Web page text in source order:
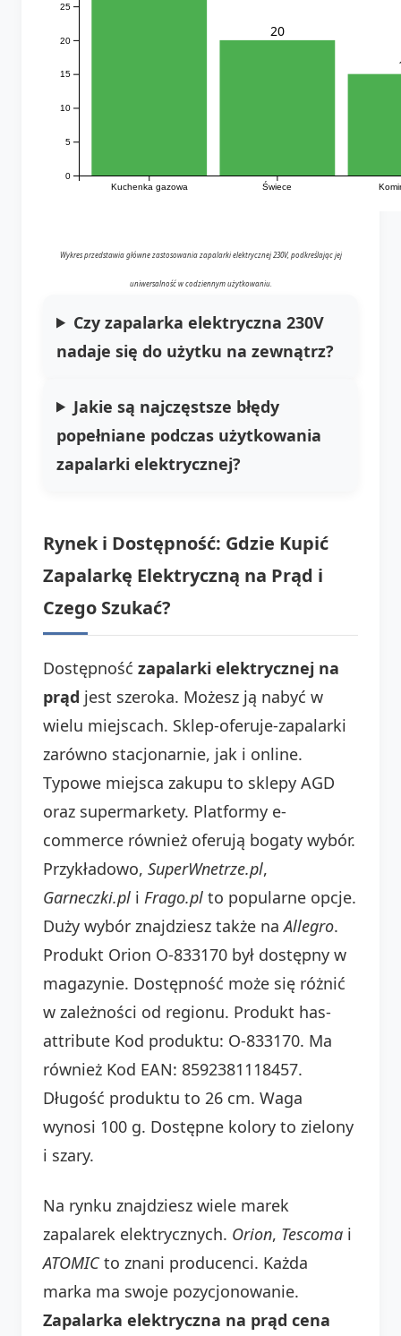
Kuchenka gazowa Świece
0
5
10
15
20
25
20
Wykres przedstawia główne zastosowania zapalarki elektrycznej 230V, podkreślając jej
uniwersalność w codziennym użytkowaniu.
Czy zapalarka elektryczna 230V
nadaje się do użytku na zewnątrz?
Jakie są najczęstsze błędy
popełniane podczas użytkowania
zapalarki elektrycznej?
Rynek i Dostępność: Gdzie Kupić
Zapalarkę Elektryczną na Prąd i
Czego Szukać?
Dostępność zapalarki elektrycznej na
prąd jest szeroka. Możesz ją nabyć w
wielu miejscach. Sklep-oferuje-zapalarki
zarówno stacjonarnie, jak i online.
Typowe miejsca zakupu to sklepy AGD
oraz supermarkety. Platformy e-
commerce również oferują bogaty wybór.
Przykładowo, SuperWnetrze.pl,
Garneczki.pl i Frago.pl to popularne opcje.
Duży wybór znajdziesz także naAllegro.
Produkt Orion O-833170 był dostępny w
magazynie. Dostępność może się różnić
w zależności od regionu. Produkt has-
attribute Kod produktu: O-833170. Ma
również Kod EAN: 8592381118457.
Długość produktu to 26 cm. Waga
wynosi 100 g. Dostępne kolory to zielony
i szary.
Na rynku znajdziesz wiele marek
zapalarek elektrycznych. Orion, Tescoma i
ATOMICto znani producenci. Każda
marka ma swoje pozycjonowanie.
Zapalarka elektryczna na prąd cena